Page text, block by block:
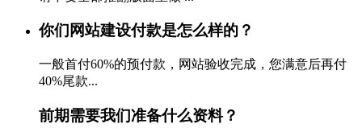
你们网站建设付款是怎么样的？
一般首付60%的预付款，网站验收完成，您满意后再付
40%尾款...
前期需要我们准备什么资料？